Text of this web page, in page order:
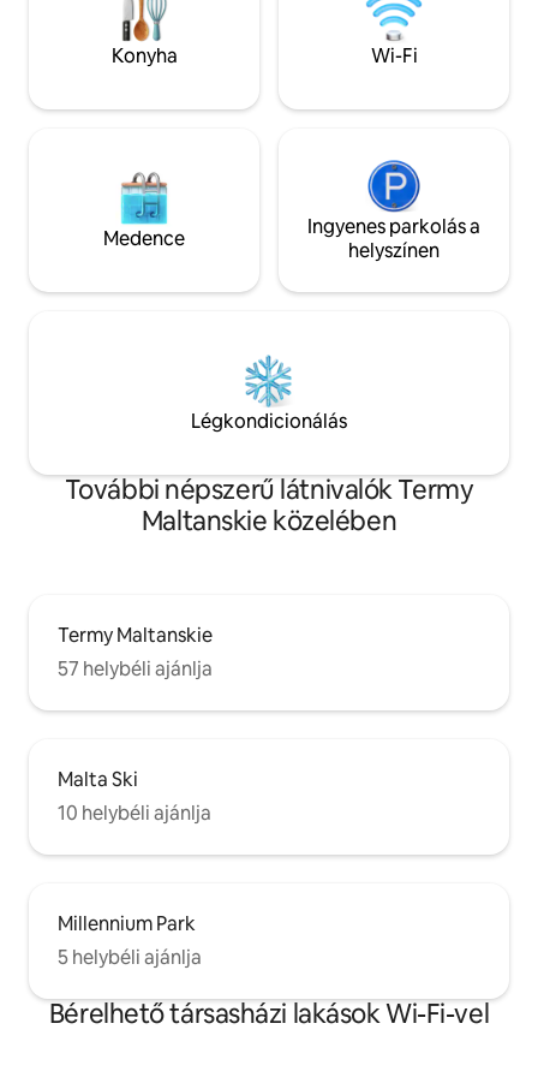
płatny 70zł/24h.) Gwarantujemy Ci
komfortowy, dyskretny pobyt.
Wystawiamy faktury. Zostań naszym
hűtőszekrény és
✔️Munkaterület
intelligens doboz
Konyha Wi-Fi
Medence
Ingyenes parkolás a
helyszínen
Légkondicionálás
További népszerű látnivalók Termy
Maltanskie közelében
Termy Maltanskie
57 helybéli ajánlja
Malta Ski
10 helybéli ajánlja
Millennium Park
5 helybéli ajánlja
Bérelhető társasházi lakások Wi-Fi-vel